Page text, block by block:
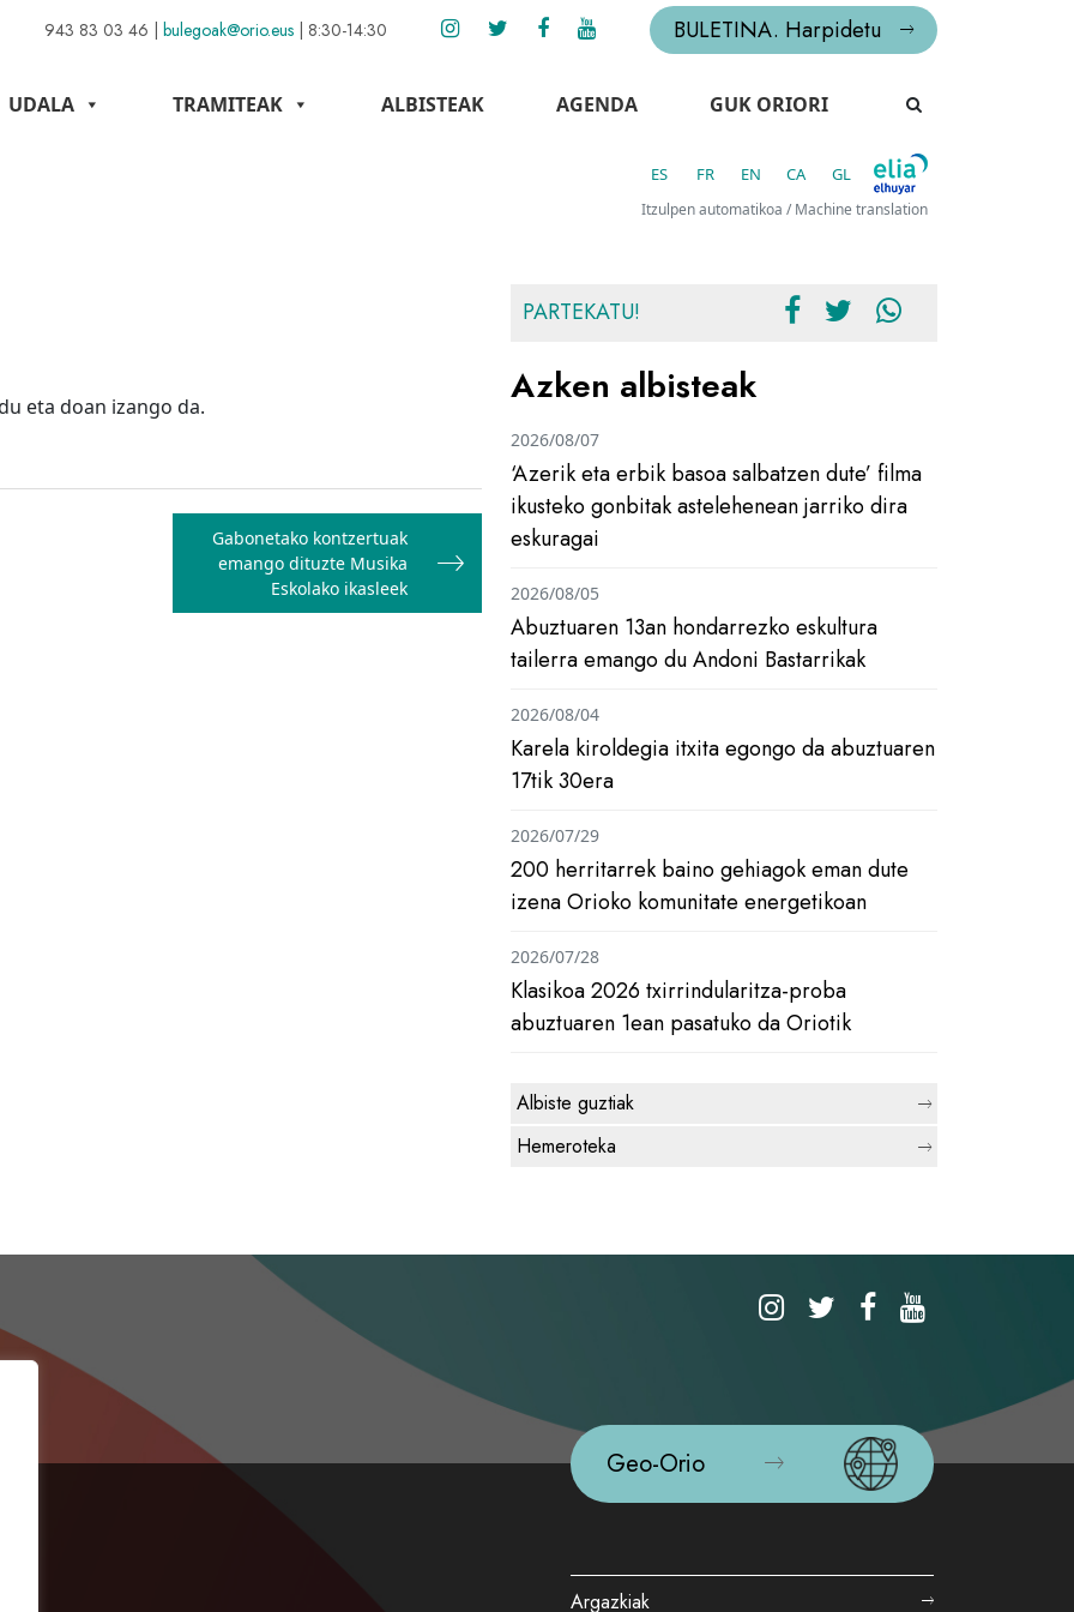
943 83 03 46 | bulegoak@orio.eus | 8:30-14:30 BULETINA. Harpidetu
UDALA TRAMITEAK ALBISTEAK AGENDA GUK ORIORI
ES FR EN CA GL
Itzulpen automatikoa / Machine translation
eta doan izango da.
Gabonetako kontzertuak
emango dituzte Musika
Eskolako ikasleek
PARTEKATU!
Azken albisteak
‘Azerik eta erbik basoa salbatzen dute’ filma
ikusteko gonbitak astelehenean jarriko dira
eskuragai
2026/08/07
Abuztuaren 13an hondarrezko eskultura
tailerra emango du Andoni Bastarrikak
2026/08/05
Karela kiroldegia itxita egongo da abuztuaren
17tik 30era
2026/08/04
200 herritarrek baino gehiagok eman dute
izena Orioko komunitate energetikoan
2026/07/29
Klasikoa 2026 txirrindularitza-proba
abuztuaren 1ean pasatuko da Oriotik
2026/07/28
Albiste guztiak
Hemeroteka
Geo-Orio
Argazkiak